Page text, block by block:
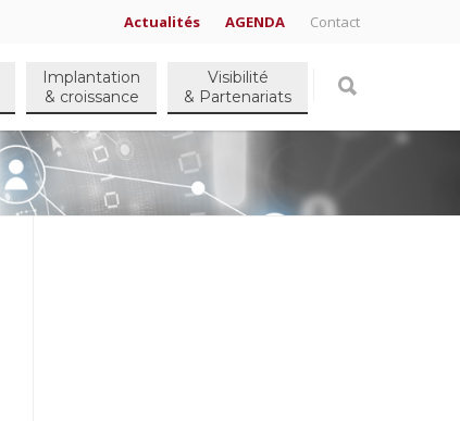
Actualités AGENDA Contact
Implantation
& croissance
Visibilité
& Partenariats